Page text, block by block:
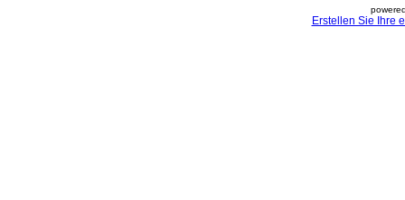
Erstellen Sie Ihre